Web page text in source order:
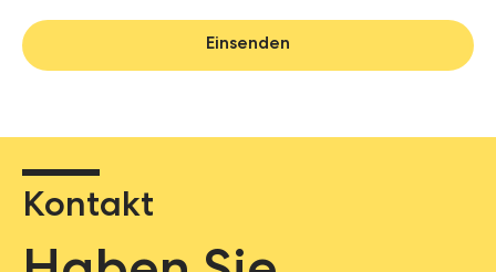
Kontakt